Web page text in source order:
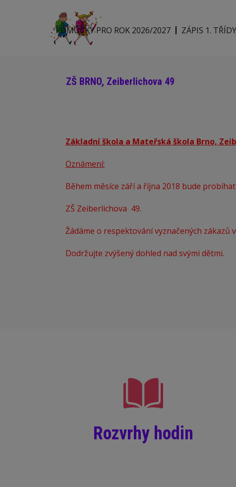
POMŮCKY PRO ROK 2026/2027 ZÁPIS 1. TŘÍDY
ZŠ BRNO, Zeiberlichova 49
Základní škola a Mateřská škola Brno,
Oznámení:
Během měsíce září a října 2018 bude
ZŠ Zeiberlichova 49.
Žádáme o respektování vyznačených
Dodržujte zvýšený dohled nad svými dětmi.
Rozvrhy hodin